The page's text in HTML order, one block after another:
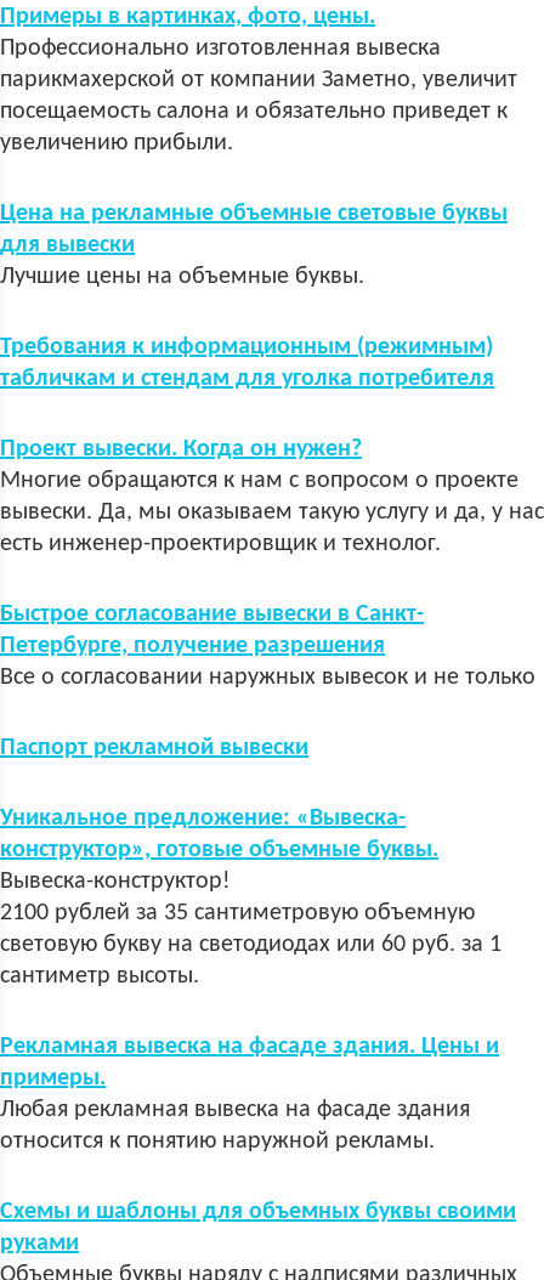
Примеры в картинках, фото, цены.
Профессионально изготовленная вывеска
парикмахерской от компании Заметно, увеличит
посещаемость салона и обязательно приведет к
увеличению прибыли.
Цена на рекламные объемные световые буквы
для вывески
Лучшие цены на объемные буквы.
Требования к информационным (режимным)
табличкам и стендам для уголка потребителя
Проект вывески. Когда он нужен?
Многие обращаются к нам с вопросом о проекте
вывески. Да, мы оказываем такую услугу и да, у нас
есть инженер-проектировщик и технолог.
Быстрое согласование вывески в Санкт-
Петербурге, получение разрешения
Все о согласовании наружных вывесок и не только
Паспорт рекламной вывески
Уникальное предложение: «Вывеска-
конструктор», готовые объемные буквы.
Вывеска-конструктор!
2100 рублей за 35 сантиметровую объемную
световую букву на светодиодах или 60 руб. за 1
сантиметр высоты.
Рекламная вывеска на фасаде здания. Цены и
примеры.
Любая рекламная вывеска на фасаде здания
относится к понятию наружной рекламы.
Схемы и шаблоны для объемных буквы своими
руками
Объемные буквы наряду с надписями различных